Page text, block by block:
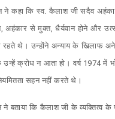
ने कहा कि स्व. कैलाश जी सदैव
अहंकार से मुक्त, धैर्यवान होने और
रहते थे। उन्होंने अन्याय के खिलाफ
उन्हें क्रोध न आता हो। वर्ष 1974 में
सहन नहीं करते थे।
ने बताया कि कैलाश जी के